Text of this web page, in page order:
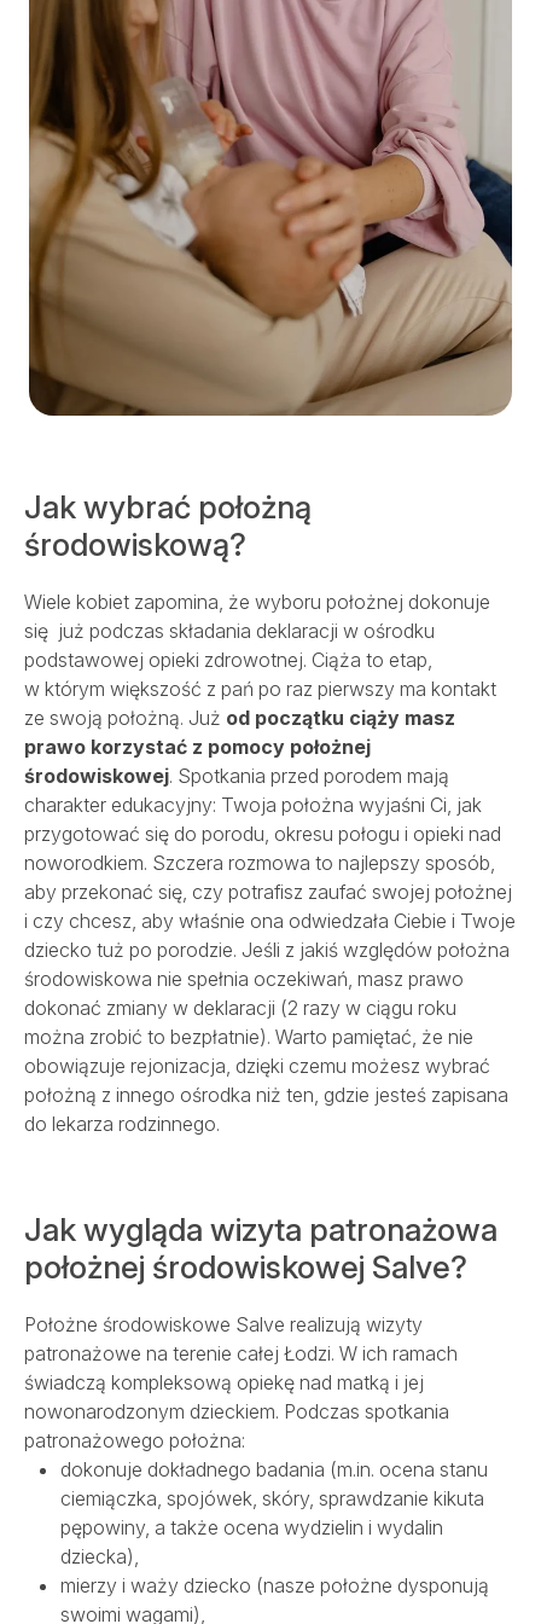
Jak wybrać położną
środowiskową?
Wiele kobiet zapomina, że wyboru położnej dokonuje
się już podczas składania deklaracji w ośrodku
podstawowej opieki zdrowotnej. Ciąża to etap,
w którym większość z pań po raz pierwszy ma kontakt
ze swoją położną. Już od początku ciąży masz
prawo korzystać z pomocy położnej
środowiskowej. Spotkania przed porodem mają
charakter edukacyjny: Twoja położna wyjaśni Ci, jak
przygotować się do porodu, okresu połogu i opieki nad
noworodkiem. Szczera rozmowa to najlepszy sposób,
aby przekonać się, czy potrafisz zaufać swojej położnej
i czy chcesz, aby właśnie ona odwiedzała Ciebie i Twoje
dziecko tuż po porodzie. Jeśli z jakiś względów położna
środowiskowa nie spełnia oczekiwań, masz prawo
dokonać zmiany w deklaracji (2 razy w ciągu roku
można zrobić to bezpłatnie). Warto pamiętać, że nie
obowiązuje rejonizacja, dzięki czemu możesz wybrać
położną z innego ośrodka niż ten, gdzie jesteś zapisana
do lekarza rodzinnego.
Jak wygląda wizyta patronażowa
położnej środowiskowej Salve?
Położne środowiskowe Salve realizują wizyty
patronażowe na terenie całej Łodzi. W ich ramach
świadczą kompleksową opiekę nad matką i jej
nowonarodzonym dzieckiem. Podczas spotkania
patronażowego położna:
dokonuje dokładnego badania (m.in. ocena stanu
ciemiączka, spojówek, skóry, sprawdzanie kikuta
pępowiny, a także ocena wydzielin i wydalin
dziecka),
mierzy i waży dziecko (nasze położne dysponują
swoimi wagami),